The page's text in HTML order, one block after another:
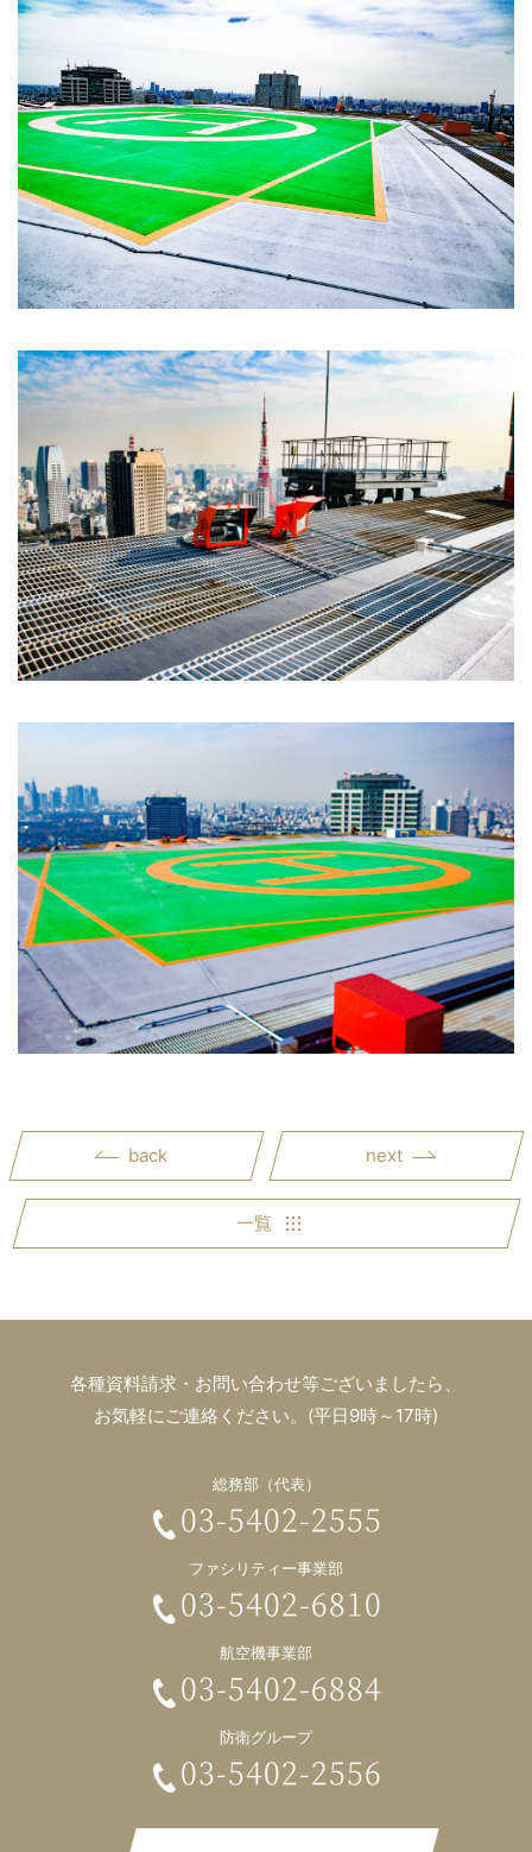
back next
一覧
各種資料請求・お問い合わせ等ございましたら、
お気軽にご連絡ください。(平日9時～17時)
総務部（代表）
03-5402-2555
ファシリティー事業部
03-5402-6810
航空機事業部
03-5402-6884
防衛グループ
03-5402-2556